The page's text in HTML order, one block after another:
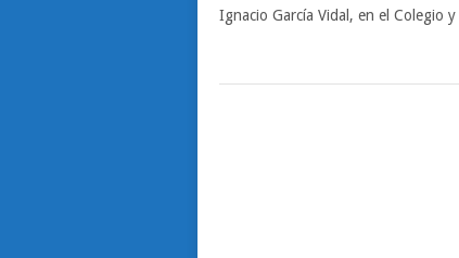
Ignacio García Vidal, en el Colegio